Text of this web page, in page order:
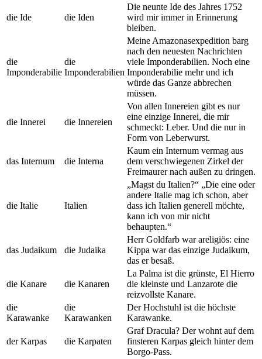
die Ide die Iden
Die neunte Ide des Jahres 1752
wird mir immer in Erinnerung
bleiben.
die
Imponderabilie
die
Imponderabilien
Meine Amazonasexpedition barg
nach den neuesten Nachrichten
viele Imponderabilien. Noch eine
Imponderabilie mehr und ich
würde das Ganze abbrechen
müssen.
die Innerei die Innereien
Von allen Innereien gibt es nur
eine einzige Innerei, die mir
schmeckt: Leber. Und die nur in
Form von Leberwurst.
das Internum die Interna
Kaum ein Internum vermag aus
dem verschwiegenen Zirkel der
Freimaurer nach außen zu dringen.
die Italie Italien
„Magst du Italien?“ „Die eine oder
andere Italie mag ich schon, aber
dass ich Italien generell möchte,
kann ich von mir nicht
behaupten.“
das Judaikum die Judaika
Herr Goldfarb war areligiös: eine
Kippa war das einzige Judaikum,
das er besaß.
die Kanare die Kanaren
La Palma ist die grünste, El Hierro
die kleinste und Lanzarote die
reizvollste Kanare.
die
Karawanke
die
Karawanken
Der Hochstuhl ist die höchste
Karawanke.
der Karpas die Karpaten
Graf Dracula? Der wohnt auf dem
finsteren Karpas gleich hinter dem
Borgo-Pass.